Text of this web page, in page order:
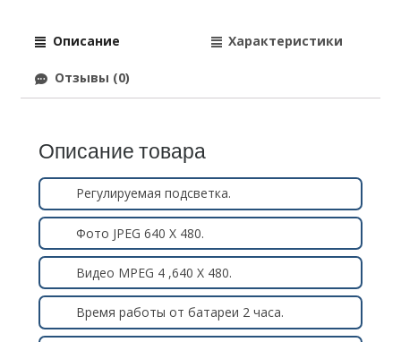
Описание Характеристики
Отзывы (0)
Описание товара
Регулируемая подсветка.
Фото JPEG 640 Х 480.
Видео MPEG 4 ,640 Х 480.
Время работы от батареи 2 часа.